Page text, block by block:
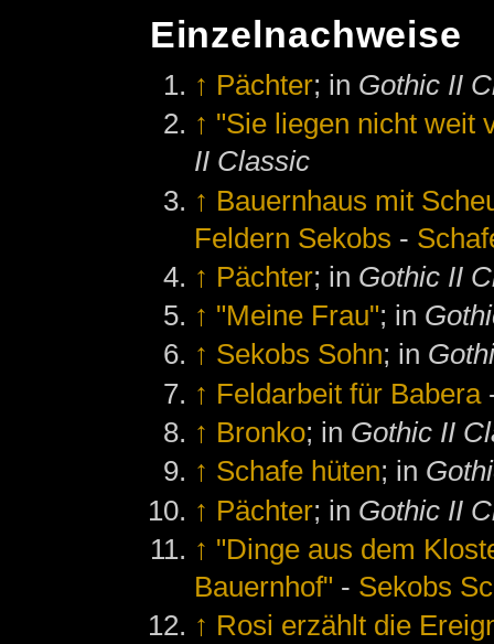
Einzelnachweise
↑ Pächter; in Gothic II
↑ "Sie liegen nicht weit
II Classic
↑ Bauernhaus mit
Feldern Sekobs -
↑ Pächter; in Gothic II
↑ "Meine Frau"; in
↑ Sekobs Sohn; in
↑ Feldarbeit für Babera
↑ Bronko; in Gothic II
↑ Schafe hüten; in
↑ Pächter; in Gothic II
↑ "Dinge aus dem
Bauernhof" - Sekobs
↑ Rosi erzählt die